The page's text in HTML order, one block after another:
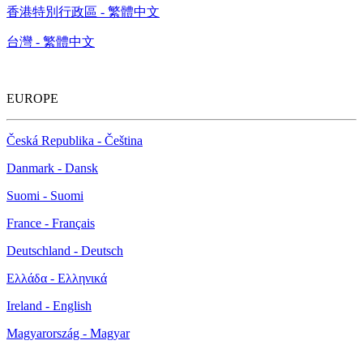
香港特別行政區 - 繁體中文
台灣 - 繁體中文
EUROPE
Česká Republika - Čeština
Danmark - Dansk
Suomi - Suomi
France - Français
Deutschland - Deutsch
Ελλάδα - Ελληνικά
Ireland - English
Magyarország - Magyar